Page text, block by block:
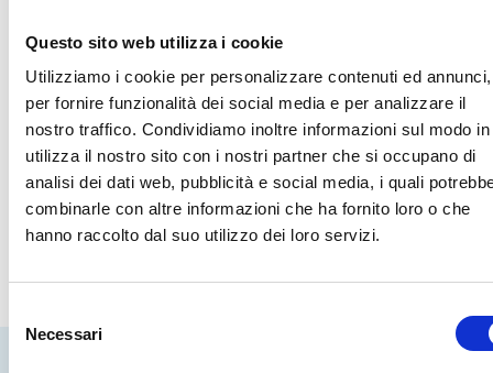
Questo sito web utilizza i cookie
Utilizziamo i cookie per personalizzare contenuti ed annunci,
per fornire funzionalità dei social media e per analizzare il
nostro traffico. Condividiamo inoltre informazioni sul modo
utilizza il nostro sito con i nostri partner che si occupano di
analisi dei dati web, pubblicità e social media, i quali
combinarle con altre informazioni che ha fornito loro o che
hanno raccolto dal suo utilizzo dei loro servizi.
delNecessari